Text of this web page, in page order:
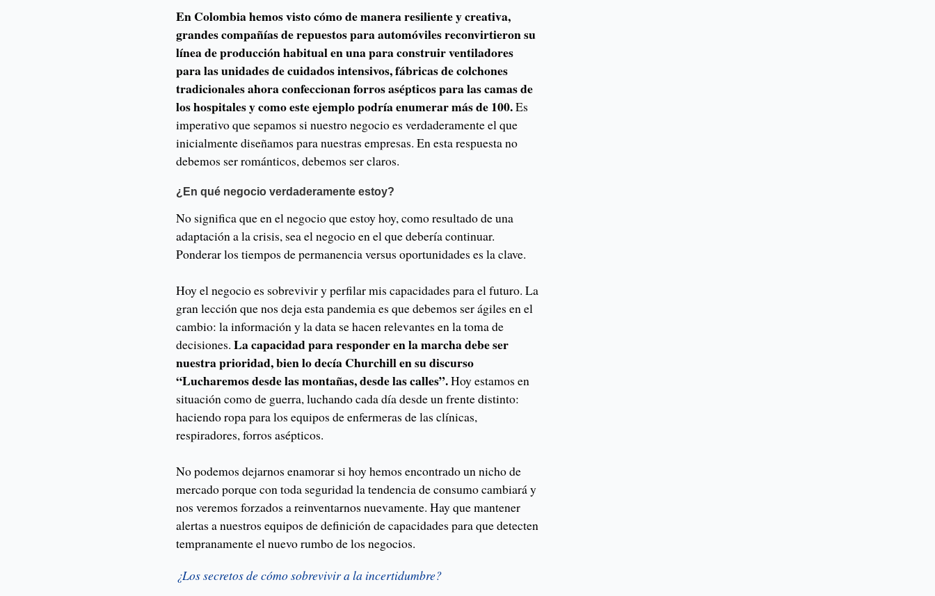
En Colombia hemos visto cómo de manera resiliente y creativa,
grandes compañías de repuestos para automóviles reconvirtieron su
línea de producción habitual en una para construir ventiladores
para las unidades de cuidados intensivos, fábricas de colchones
tradicionales ahora confeccionan forros asépticos para las camas de
los hospitales y como este ejemplo podría enumerar más de 100.Es
imperativo que sepamos si nuestro negocio es verdaderamente el que
inicialmente diseñamos para nuestras empresas. En esta respuesta no
debemos ser románticos, debemos ser claros.
¿En qué negocio verdaderamente estoy?
No significa que en el negocio que estoy hoy, como resultado de una
adaptación a la crisis, sea el negocio en el que debería continuar.
Ponderar los tiempos de permanencia versus oportunidades es la clave.
Hoy el negocio es sobrevivir y perfilar mis capacidades para el futuro. La
gran lección que nos deja esta pandemia es que debemos ser ágiles en el
cambio: la información y la data se hacen relevantes en la toma de
decisiones. La capacidad para responder en la marcha debe ser
nuestra prioridad, bien lo decía Churchill en su discurso
“Lucharemos desde las montañas, desde las calles”.Hoy estamos en
situación como de guerra, luchando cada día desde un frente distinto:
haciendo ropa para los equipos de enfermeras de las clínicas,
respiradores, forros asépticos.
No podemos dejarnos enamorar si hoy hemos encontrado un nicho de
mercado porque con toda seguridad la tendencia de consumo cambiará y
nos veremos forzados a reinventarnos nuevamente. Hay que mantener
alertas a nuestros equipos de definición de capacidades para que detecten
tempranamente el nuevo rumbo de los negocios.
¿Los secretos de cómo sobrevivir a la incertidumbre?